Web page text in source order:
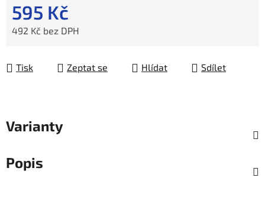
595 Kč
492 Kč bez DPH
Tisk
Zeptat se Hlídat Sdílet
Varianty
Popis